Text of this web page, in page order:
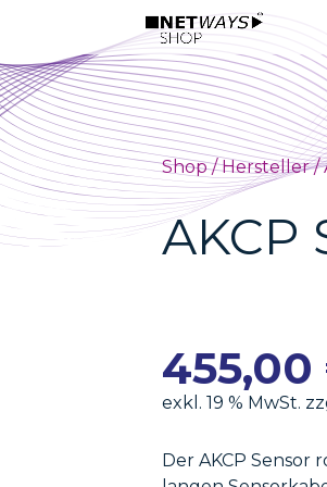
Shop/Hersteller/
AKCP
455,00
exkl. 19 % MwSt.
Der AKCP Sensor